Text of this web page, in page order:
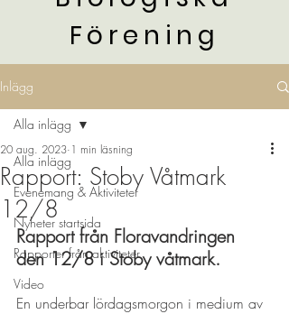
Förening
Inlägg
Alla inlägg
Evenemang & Aktiviteter
Nyheter startsida
Rapporter från aktiviteter
Video
Alla inlägg
Rapport: Stoby Våtmark
12/8
20 aug. 2023 1 min läsning
Rapport från Floravandringen
den 12/8 i Stoby våtmark.
En underbar lördagsmorgon i medium av